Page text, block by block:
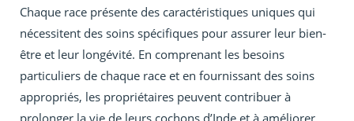
Chaque race présente des caractéristiques uniques qui
nécessitent des soins spécifiques pour assurer leur bien-
être et leur longévité. En comprenant les besoins
particuliers de chaque race et en fournissant des soins
appropriés, les propriétaires peuvent contribuer à